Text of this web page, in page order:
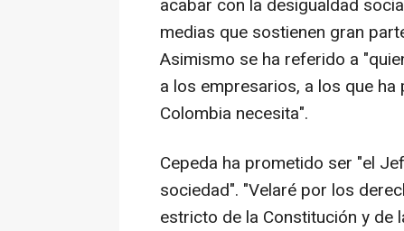
acabar con la desigualdad
medias que sostienen gran
Asimismo se ha referido a
a los empresarios, a los que
Colombia necesita".
Cepeda ha prometido ser "el
sociedad". "Velaré por los
estricto de la Constitución y de